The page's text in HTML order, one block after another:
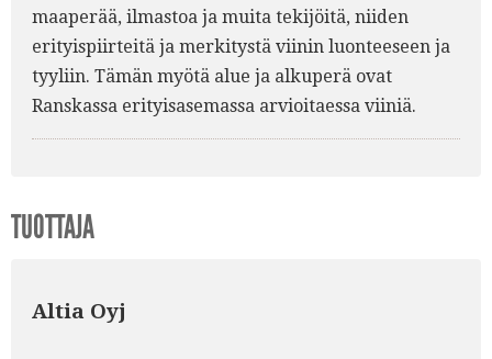
maaperää, ilmastoa ja muita tekijöitä, niiden
erityispiirteitä ja merkitystä viinin luonteeseen ja
tyyliin. Tämän myötä alue ja alkuperä ovat
Ranskassa erityisasemassa arvioitaessa viiniä.
TUOTTAJA
Altia Oyj